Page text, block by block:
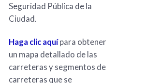
Seguridad Pública de la
Ciudad.
Haga clic aquípara obtener
un mapa detallado de las
carreteras y segmentos de
carreteras que se